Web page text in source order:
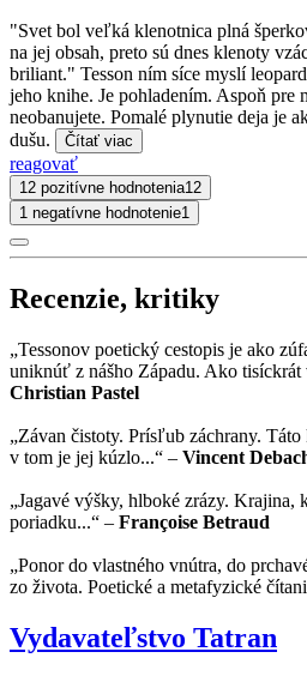
"Svet bol veľká klenotnica plná
na jej obsah, preto sú dnes klenoty
briliant." Tesson ním síce myslí
jeho knihe. Je pohladením. Aspoň pre
neobanujete. Pomalé plynutie deja je
dušu.
Čítať viac
reagovať
12 pozitívne hodnotenia12
1 negatívne hodnotenie1
Recenzie, kritiky
„Tessonov poetický cestopis je ako
uniknúť z nášho Západu. Ako tisíckrát
Christian Pastel
„Závan čistoty. Prísľub záchrany.
v tom je jej kúzlo...“ – Vincent
„Jagavé výšky, hlboké zrázy. Krajina,
poriadku...“ – Françoise Betraud
„Ponor do vlastného vnútra, do
zo života. Poetické a metafyzické
Vydavateľstvo Tatran